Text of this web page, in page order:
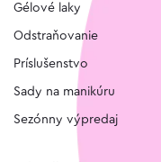
Gélové laky
Odstraňovanie
Príslušenstvo
Sady na manikúru
Sezónny výpredaj